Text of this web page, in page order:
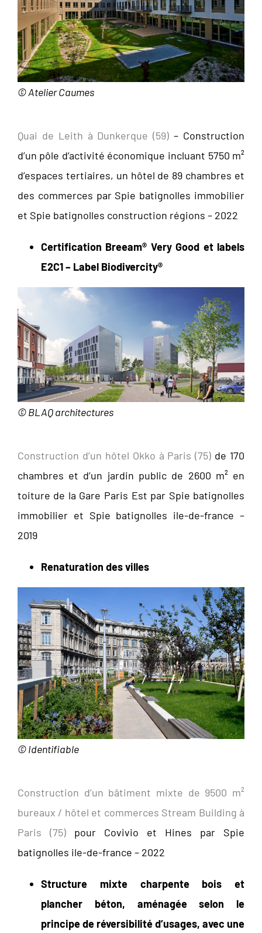
© Atelier Caumes
Quai de Leith à Dunkerque (59) – Construction
d’un pôle d’activité économique incluant 5750 m²
d’espaces tertiaires, un hôtel de 89 chambres et
des commerces par Spie batignolles immobilier
et Spie batignolles construction régions – 2022
Certification Breeam® Very Good et labels
E2C1 – Label Biodivercity®
© BLAQ architectures
Construction d’un hôtel Okko à Paris (75) de 170
chambres et d’un jardin public de 2600 m² en
toiture de la Gare Paris Est par Spie batignolles
immobilier et Spie batignolles ile-de-france –
2019
Renaturation des villes
© Identifiable
Construction d’un bâtiment mixte de 9500 m²
bureaux / hôtel et commerces Stream Building à
Paris (75) pour Covivio et Hines par Spie
batignolles ile-de-france – 2022
Structure mixte charpente bois et
plancher béton, aménagée selon le
principe de réversibilité d’usages, avec une